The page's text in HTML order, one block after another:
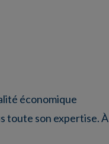
économique
toute son expertise. À